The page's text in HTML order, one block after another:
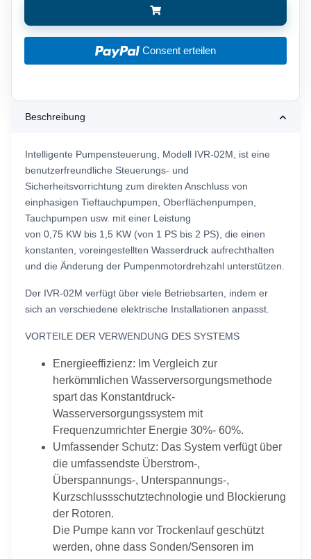
Consent erteilen
Beschreibung
Intelligente Pumpensteuerung, Modell IVR-02M, ist eine
benutzerfreundliche Steuerungs- und
Sicherheitsvorrichtung zum direkten Anschluss von
einphasigen Tieftauchpumpen, Oberflächenpumpen,
Tauchpumpen usw. mit einer Leistung
von 0,75 KW bis 1,5 KW (von 1 PS bis 2 PS), die einen
konstanten, voreingestellten Wasserdruck aufrechthalten
und die Änderung der Pumpenmotordrehzahl unterstützen.
Der IVR-02M verfügt über viele Betriebsarten, indem er
sich an verschiedene elektrische Installationen anpasst.
VORTEILE DER VERWENDUNG DES SYSTEMS
Energieeffizienz: Im Vergleich zur
herkömmlichen Wasserversorgungsmethode
spart das Konstantdruck-
Wasserversorgungssystem mit
Frequenzumrichter Energie 30%- 60%.
Umfassender Schutz: Das System verfügt über
die umfassendste Überstrom-,
Überspannungs-, Unterspannungs-,
Kurzschlussschutztechnologie und Blockierung
der Rotoren.
Die Pumpe kann vor Trockenlauf geschützt
werden, ohne dass Sonden/Sensoren im